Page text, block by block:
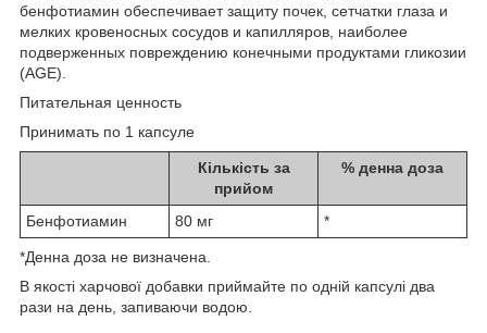
бенфотиамин обеспечивает защиту почек, сетчатки глаза и
мелких кровеносных сосудов и капилляров, наиболее
подверженных повреждению конечными продуктами гликозии
(AGE).
Питательная ценность
Принимать по 1 капсуле
Кількість за
прийом
% денна доза
Бенфотиамин 80 мг *
*Денна доза не визначена.
В якості харчової добавки приймайте по одній капсулі два
рази на день, запиваючи водою.